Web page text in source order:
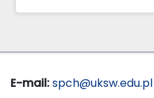
E-mail:spch@uksw.edu.pl